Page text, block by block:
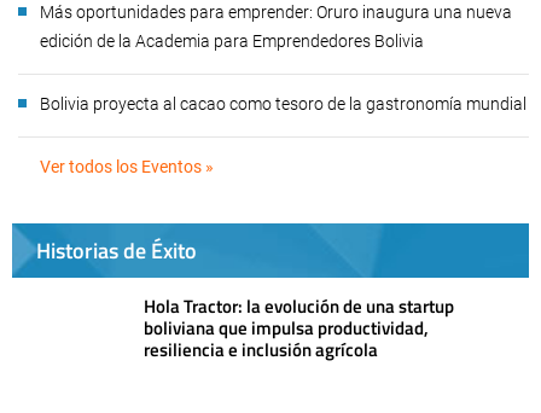
Más oportunidades para emprender: Oruro inaugura una nueva
edición de la Academia para Emprendedores Bolivia
Bolivia proyecta al cacao como tesoro de la gastronomía mundial
Ver todos los Eventos »
Historias de Éxito
Hola Tractor: la evolución de una startup
boliviana que impulsa productividad,
resiliencia e inclusión agrícola